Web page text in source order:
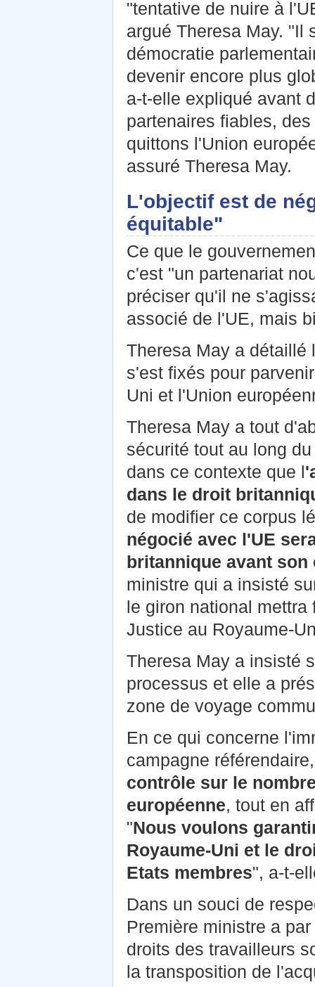
"tentative de nuire à
argué Theresa May. "Il
démocratie
devenir encore plus
a-t-elle expliqué avant
partenaires fiables,
quittons l'Union
assuré Theresa May.
L'objectif est de
équitable"
Ce que le
c'est "un partenariat
préciser qu'il ne
associé de l'UE, mais
Theresa May a détaillé
s'est fixés pour
Uni et l'Union
Theresa May a tout
sécurité tout au long
dans ce contexte que l
dans le droit
de modifier ce corpus
négocié avec l'UE
britannique avant son
ministre qui a insisté
le giron national
Justice au Royaume-
Theresa May a insisté
processus et elle a
zone de voyage
En ce qui concerne
campagne
contrôle sur le
européenne, tout en
"Nous voulons
Royaume-Uni et le
Etats membres", a-t-
Dans un souci de
Première ministre a
droits des travailleurs
la transposition de